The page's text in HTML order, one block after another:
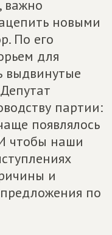
важно
новыми
По его
для
выдвинутые
партии:
появлялось
чтобы наши
и
по